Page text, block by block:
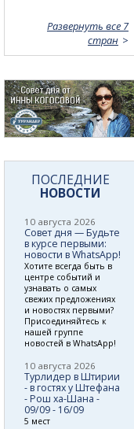
Развернуть все 7
стран
ПОСЛЕДНИЕ
НОВОСТИ
10 августа 2026
Совет дня — Будьте
в курсе первыми:
новости в WhatsApp!
Хотите всегда быть в
центре событий и
узнавать о самых
свежих предложениях
и новостях первыми?
Присоединяйтесь к
нашей группе
новостей в WhatsApp!
10 августа 2026
Турлидер в Штирии
- в гостях у Штефана
- Рош ха-Шана -
09/09 - 16/09
5 мест